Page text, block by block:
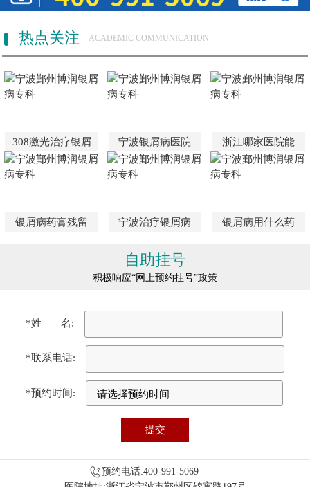
热点关注 ACADEMIC COMMUNICATION
308激光治疗银屑 宁波银屑病医院 浙江哪家医院能
银屑病药膏残留 宁波治疗银屑病 银屑病用什么药
自助挂号
积极响应“网上预约挂号”政策
*姓 名:
*联系电话:
*预约时间:
预约电话:400-991-5069